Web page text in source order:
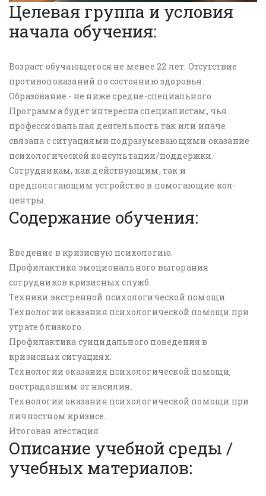
Целевая группа и условия
начала обучения:
Возраст обучающегося не менее 22 лет. Отсутствие
противопоказаний по состоянию здоровья.
Образование - не ниже средне-специального.
Программа будет интересна специалистам, чья
профессиональная деятельность так или иначе
связана с ситуациями подразумевающими оказание
психологической консультации/поддержки.
Сотрудникам, как действующим, так и
предпологающим устройство в помогающие кол-
центры.
Содержание обучения:
Введение в кризисную психологию.
Профилактика эмоционального выгорания
сотрудников кризисных служб.
Техники экстренной психологической помощи.
Технологии оказания психологической помощи при
утрате близкого.
Профилактика суицидального поведения в
кризисных ситуациях.
Технологии оказания психологической помощи,
пострадавшим от насилия.
Технологии оказания психологической помощи при
личностном кризисе.
Итоговая атестация.
Описание учебной среды /
учебных материалов: